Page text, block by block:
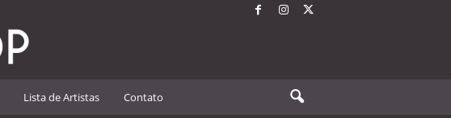
Lista de Artistas Contato